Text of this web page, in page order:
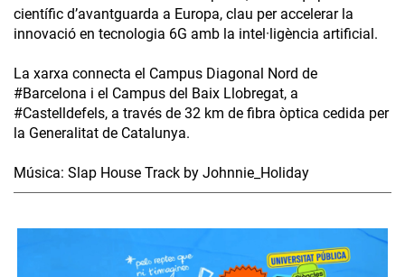
científic d’avantguarda a Europa, clau per accelerar la
innovació en tecnologia 6G amb la intel·ligència artificial.
La xarxa connecta el Campus Diagonal Nord de
#Barcelona i el Campus del Baix Llobregat, a
#Castelldefels, a través de 32 km de fibra òptica cedida per
la Generalitat de Catalunya.
Música: Slap House Track by Johnnie_Holiday